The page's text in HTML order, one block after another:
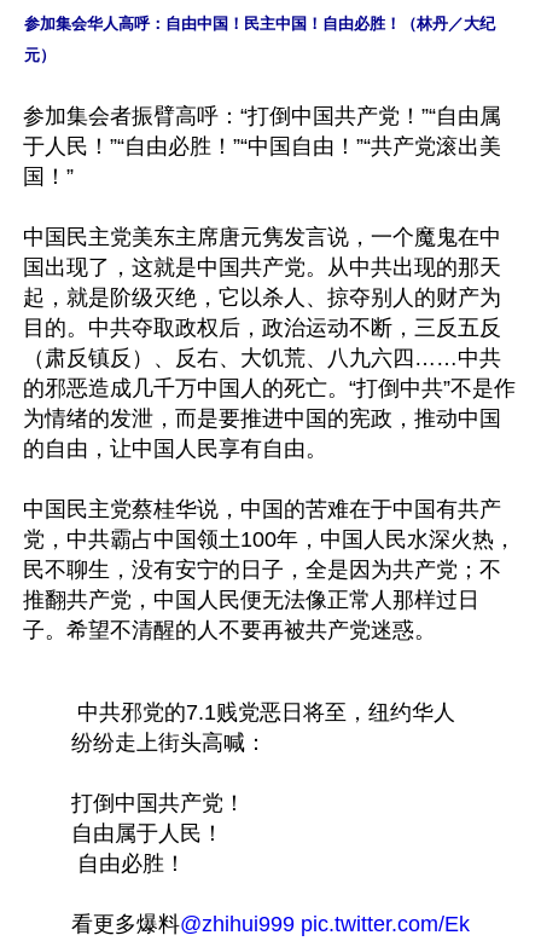
参加集会华人高呼：自由中国！民主中国！自由必胜！（林丹／大纪
元）
参加集会者振臂高呼：“打倒中国共产党！”“自由属
于人民！”“自由必胜！”“中国自由！”“共产党滚出美
国！”
中国民主党美东主席唐元隽发言说，一个魔鬼在中
国出现了，这就是中国共产党。从中共出现的那天
起，就是阶级灭绝，它以杀人、掠夺别人的财产为
目的。中共夺取政权后，政治运动不断，三反五反
（肃反镇反）、反右、大饥荒、八九六四……中共
的邪恶造成几千万中国人的死亡。“打倒中共”不是作
为情绪的发泄，而是要推进中国的宪政，推动中国
的自由，让中国人民享有自由。
中国民主党蔡桂华说，中国的苦难在于中国有共产
党，中共霸占中国领土100年，中国人民水深火热，
民不聊生，没有安宁的日子，全是因为共产党；不
推翻共产党，中国人民便无法像正常人那样过日
子。希望不清醒的人不要再被共产党迷惑。
纷纷走上街头高喊：
打倒中国共产党！
自由属于人民！
自由必胜！
看更多爆料@zhihui999 pic.twitter.com/Ek